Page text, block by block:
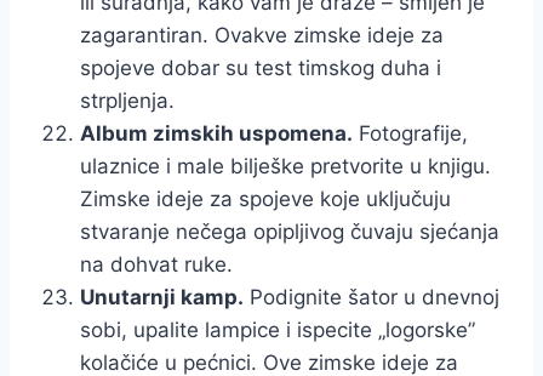
zagarantiran. Ovakve zimske ideje za
spojeve dobar su test timskog duha i
strpljenja.
Album zimskih uspomena. Fotografije,
ulaznice i male bilješke pretvorite u knjigu.
Zimske ideje za spojeve koje uključuju
stvaranje nečega opipljivog čuvaju sjećanja
na dohvat ruke.
Unutarnji kamp. Podignite šator u dnevnoj
sobi, upalite lampice i ispecite „logorske”
kolačiće u pećnici. Ove zimske ideje za